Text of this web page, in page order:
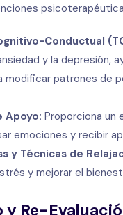
Conductual
y la depresión,
modificar patrones de
Apoyo: Proporciona un
emociones y recibir
y Técnicas de
y mejorar el
y Re-